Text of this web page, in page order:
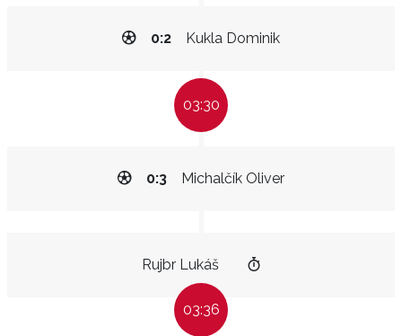
Kukla Dominik
0:2
03:30
Michalčík Oliver
0:3
Rujbr Lukáš
03:36